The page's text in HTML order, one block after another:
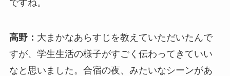
ですね。
高野： 大まかなあらすじを教えていただいたんで
すが、学生生活の様子がすごく伝わってきていい
なと思いました。合宿の夜、みたいなシーンがあ